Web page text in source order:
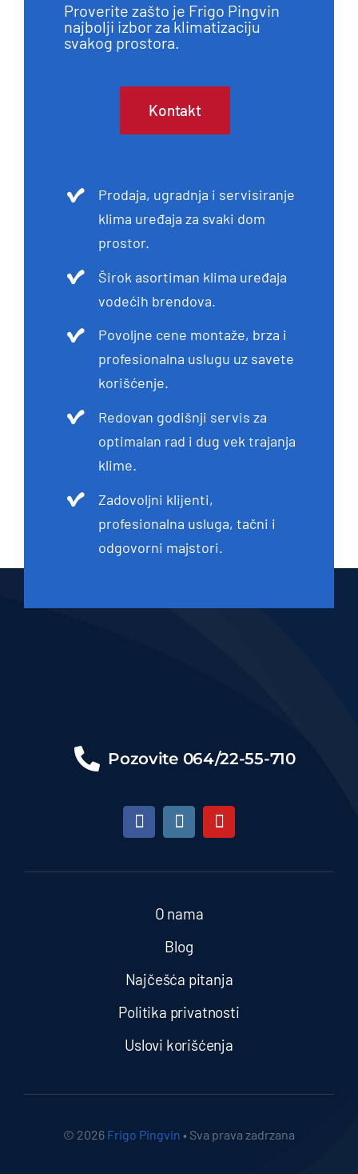
Proverite zašto je Frigo Pingvin
najbolji izbor za klimatizaciju
svakog prostora.
Kontakt
Prodaja, ugradnja i servisiranje
klima uređaja za svaki dom
prostor.
Širok asortiman klima uređaja
vodećih brendova.
Povoljne cene montaže, brza i
profesionalna uslugu uz savete
korišćenje.
Redovan godišnji servis za
optimalan rad i dug vek trajanja
klime.
Zadovoljni klijenti,
profesionalna usluga, tačni i
odgovorni majstori.
Pozovite 064/22-55-710
O nama
Blog
Najčešća pitanja
Politika privatnosti
Uslovi korišćenja
© 2026 Frigo Pingvin • Sva prava zadrzana